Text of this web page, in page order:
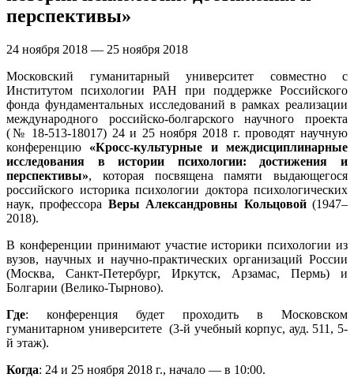
перспективы»
24 ноября 2018 — 25 ноября 2018
Московский гуманитарный университет совместно с
Институтом психологии РАН при поддержке Российского
фонда фундаментальных исследований в рамках реализации
международного российско-болгарского научного проекта
(№ 18-513-18017) 24 и 25 ноября 2018 г. проводят научную
конференцию «Кросс-культурные и междисциплинарные
исследования в истории психологии: достижения и
перспективы», которая посвящена памяти выдающегося
российского историка психологии доктора психологических
наук, профессора Веры Александровны Кольцовой(1947–
2018).
В конференции принимают участие историки психологии из
вузов, научных и научно-практических организаций России
(Москва, Санкт-Петербург, Иркутск, Арзамас, Пермь) и
Болгарии (Велико-Тырново).
Где: конференция будет проходить в Московском
гуманитарном университете (3-й учебный корпус, ауд. 511, 5-
й этаж).
Когда: 24 и 25 ноября 2018 г., начало — в 10:00.